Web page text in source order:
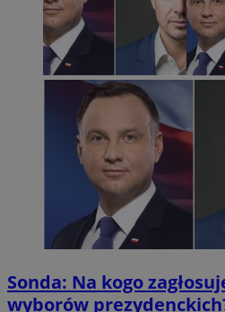
Sonda: Na kogo
wyborów